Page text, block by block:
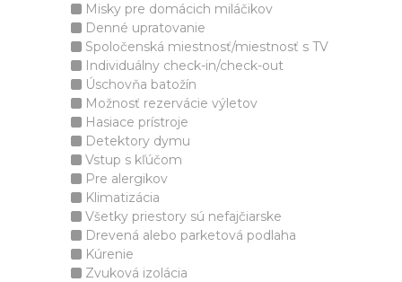
Misky pre domácich miláčikov
Denné upratovanie
Spoločenská miestnosť/miestnosť s TV
Individuálny check-in/check-out
Úschovňa batožín
Možnosť rezervácie výletov
Hasiace prístroje
Detektory dymu
Vstup s kľúčom
Pre alergikov
Klimatizácia
Všetky priestory sú nefajčiarske
Drevená alebo parketová podlaha
Kúrenie
Zvuková izolácia